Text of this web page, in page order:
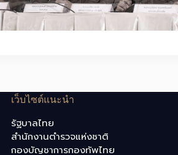
เว็บไซต์แนะนำ
รัฐบาลไทย
สำนักงานตำรวจแห่งชาติ
กองบัญชาการกองทัพไทย